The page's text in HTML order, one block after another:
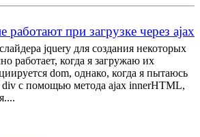
работают при загрузке через ajax
jquery для создания некоторых
работает, когда я загружаю их
dom, однако, когда я пытаюсь
div с помощью метода ajax innerHTML,